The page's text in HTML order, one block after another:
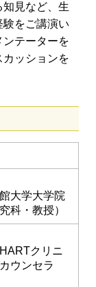
見など、生
をご講演い
テーターを
ッションを
館大学大学院
科・教授）
クリニ
ウンセラ